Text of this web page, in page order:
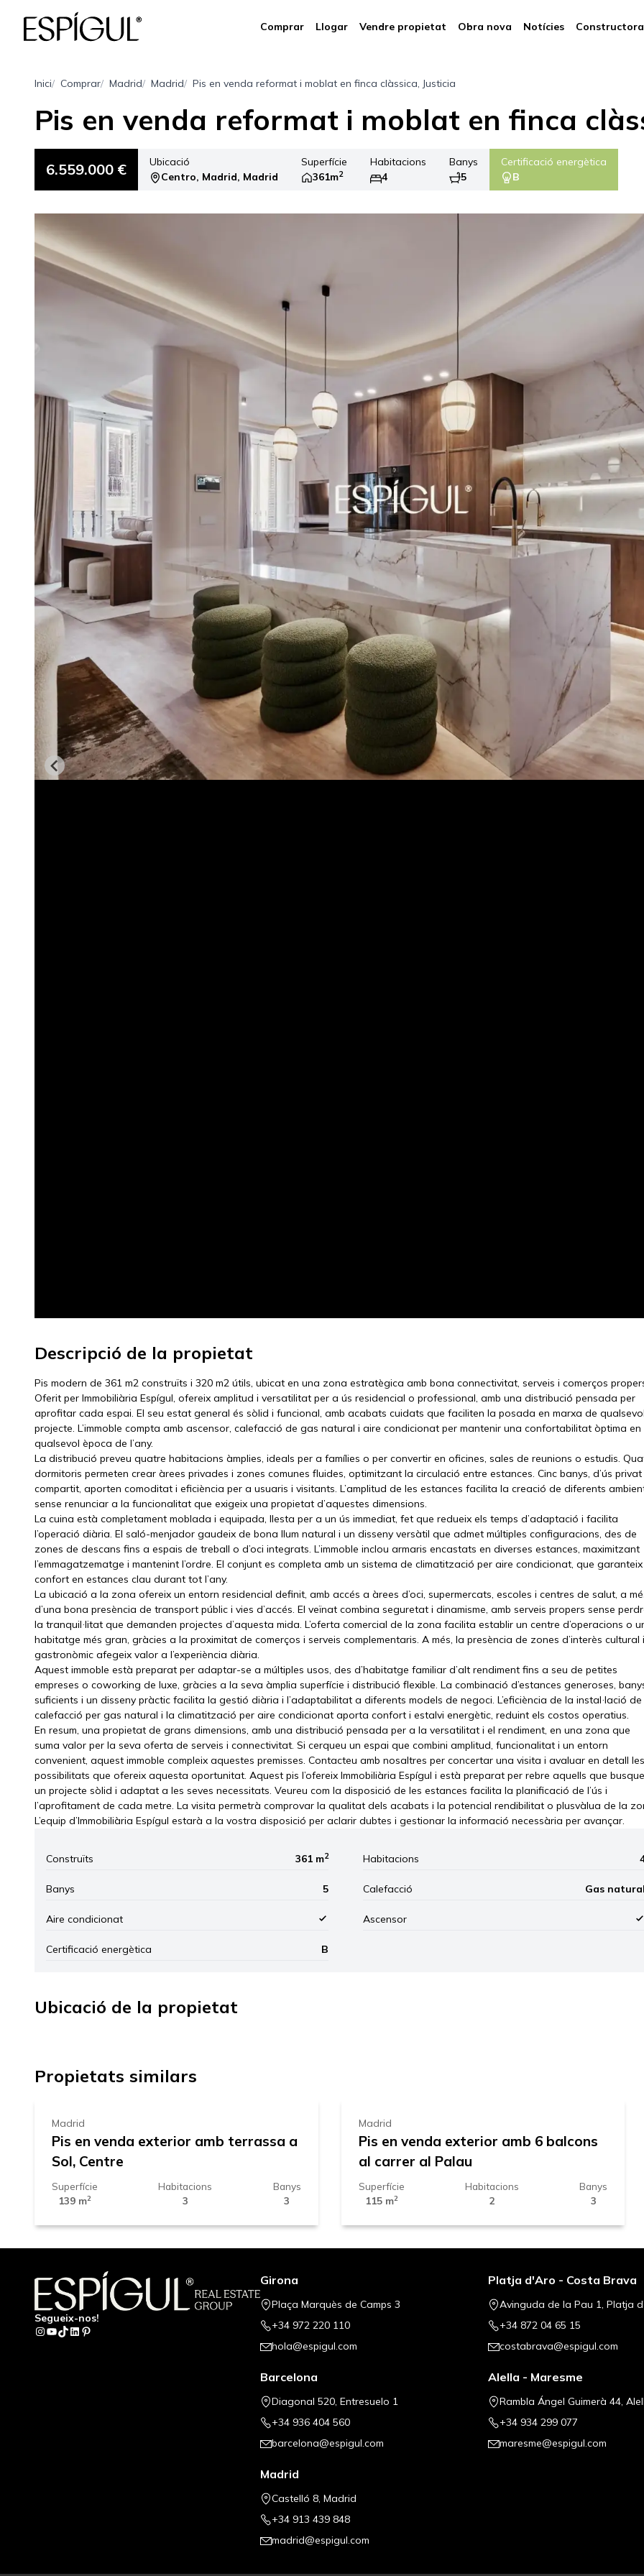
Comprar Llogar Vendre propietat Obra nova Notícies Constructora
Inici Comprar Madrid Madrid Pis en venda reformat i moblat en finca clàssica, Justicia
Pis en venda reformat i moblat en finca
6.559.000 €
Ubicació
Centro, Madrid, Madrid
Superfície
361m2
Habitacions
4
Banys
5
Certificació energètica
B
Descripció de la propietat
Pis modern de 361 m2 construïts i 320 m2 útils, ubicat en una zona estratègica amb bona connectivitat, serveis i comerços
Oferit per Immobiliària Espígul, ofereix amplitud i versatilitat per a ús residencial o professional, amb una distribució pensada per
aprofitar cada espai. El seu estat general és sòlid i funcional, amb acabats cuidats que faciliten la posada en marxa de
projecte. L’immoble compta amb ascensor, calefacció de gas natural i aire condicionat per mantenir una confortabilitat òptima en
qualsevol època de l’any.
La distribució preveu quatre habitacions àmplies, ideals per a famílies o per convertir en oficines, sales de reunions o estudis.
dormitoris permeten crear àrees privades i zones comunes fluides, optimitzant la circulació entre estances. Cinc banys, d’ús privat
compartit, aporten comoditat i eficiència per a usuaris i visitants. L’amplitud de les estances facilita la creació de diferents
sense renunciar a la funcionalitat que exigeix una propietat d’aquestes dimensions.
La cuina està completament moblada i equipada, llesta per a un ús immediat, fet que redueix els temps d’adaptació i facilita
l’operació diària. El saló-menjador gaudeix de bona llum natural i un disseny versàtil que admet múltiples configuracions, des de
zones de descans fins a espais de treball o d’oci integrats. L’immoble inclou armaris encastats en diverses estances, maximitzant
l’emmagatzematge i mantenint l’ordre. El conjunt es completa amb un sistema de climatització per aire condicionat, que
confort en estances clau durant tot l’any.
La ubicació a la zona ofereix un entorn residencial definit, amb accés a àrees d’oci, supermercats, escoles i centres de salut, a
d’una bona presència de transport públic i vies d’accés. El veïnat combina seguretat i dinamisme, amb serveis propers sense
la tranquil·litat que demanden projectes d’aquesta mida. L’oferta comercial de la zona facilita establir un centre d’operacions o
habitatge més gran, gràcies a la proximitat de comerços i serveis complementaris. A més, la presència de zones d’interès cultural i
gastronòmic afegeix valor a l’experiència diària.
Aquest immoble està preparat per adaptar-se a múltiples usos, des d’habitatge familiar d’alt rendiment fins a seu de petites
empreses o coworking de luxe, gràcies a la seva àmplia superfície i distribució flexible. La combinació d’estances generoses,
suficients i un disseny pràctic facilita la gestió diària i l’adaptabilitat a diferents models de negoci. L’eficiència de la instal·lació de
calefacció per gas natural i la climatització per aire condicionat aporta confort i estalvi energètic, reduint els costos operatius.
En resum, una propietat de grans dimensions, amb una distribució pensada per a la versatilitat i el rendiment, en una zona que
suma valor per la seva oferta de serveis i connectivitat. Si cerqueu un espai que combini amplitud, funcionalitat i un entorn
convenient, aquest immoble compleix aquestes premisses. Contacteu amb nosaltres per concertar una visita i avaluar en detall les
possibilitats que ofereix aquesta oportunitat. Aquest pis l’ofereix Immobiliària Espígul i està preparat per rebre aquells que
un projecte sòlid i adaptat a les seves necessitats. Veureu com la disposició de les estances facilita la planificació de l’ús i
l’aprofitament de cada metre. La visita permetrà comprovar la qualitat dels acabats i la potencial rendibilitat o plusvàlua de la
L’equip d’Immobiliària Espígul estarà a la vostra disposició per aclarir dubtes i gestionar la informació necessària per avançar.
Construïts 361 m2 Habitacions
Banys 5 Calefacció Gas
Aire condicionat Ascensor
Certificació energètica B
Ubicació de la propietat
−
Propietats similars
1.119.000 €
Madrid
Pis en venda exterior amb terrassa a
Sol, Centre
Superfície
139 m2
Habitacions
3
Banys
3
Madrid
Pis en venda exterior amb 6 balcons
al carrer al Palau
Superfície
115 m2
Habitacions
2
Banys
3
Segueix-nos!
Instagram
YouTube
TikTok
LinkedIn
Pinterest
Girona
Plaça Marquès de Camps 3
+34 972 220 110
hola@espigul.com
Platja d'Aro - Costa Brava
Avinguda de la Pau 1, Platja
+34 872 04 65 15
costabrava@espigul.com
Barcelona
Diagonal 520, Entresuelo 1
+34 936 404 560
barcelona@espigul.com
Alella - Maresme
Rambla Ángel Guimerà 44,
+34 934 299 077
maresme@espigul.com
Madrid
Castelló 8, Madrid
+34 913 439 848
madrid@espigul.com